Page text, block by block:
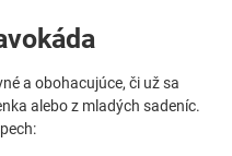
a obohacujúce, či už sa
alebo z mladých sadeníc.